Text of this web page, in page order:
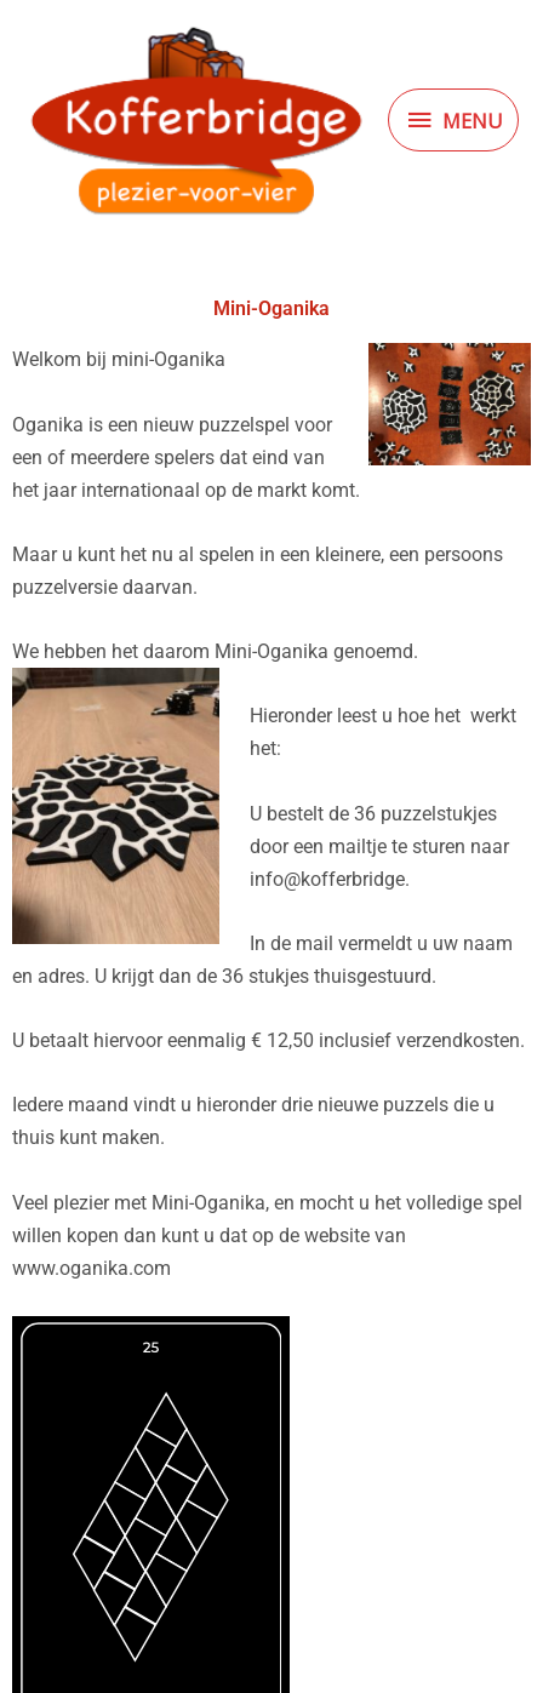
inhoud
MENU
Mini-Oganika
Welkom bij mini-Oganika
Oganika is een nieuw puzzelspel voor
een of meerdere spelers dat eind van
het jaar internationaal op de markt komt.
Maar u kunt het nu al spelen in een kleinere, een persoons
puzzelversie daarvan.
We hebben het daarom Mini-Oganika genoemd.
Hieronder leest u hoe het werkt
het:
U bestelt de 36 puzzelstukjes
door een mailtje te sturen naar
info@kofferbridge.
In de mail vermeldt u uw naam
en adres. U krijgt dan de 36 stukjes thuisgestuurd.
U betaalt hiervoor eenmalig € 12,50 inclusief verzendkosten.
Iedere maand vindt u hieronder drie nieuwe puzzels die u
thuis kunt maken.
Veel plezier met Mini-Oganika, en mocht u het volledige spel
willen kopen dan kunt u dat op de website van
www.oganika.com